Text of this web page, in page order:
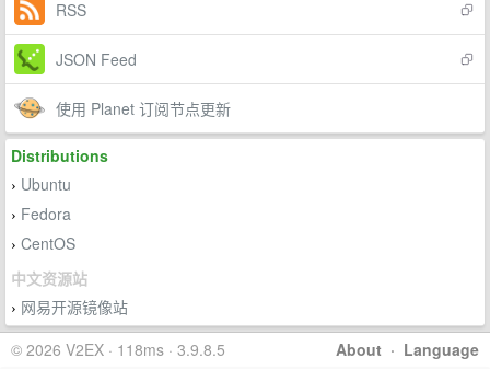
RSS
JSON Feed
使用 Planet 订阅节点更新
Distributions
› Ubuntu
› Fedora
› CentOS
中文资源站
› 网易开源镜像站
About · Language
© 2026 V2EX · 118ms · 3.9.8.5